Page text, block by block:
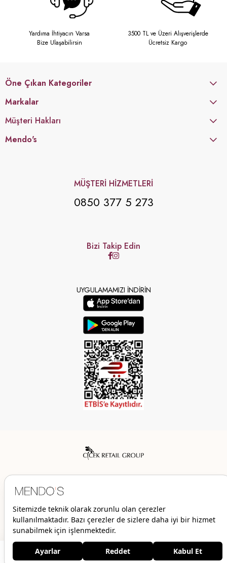
Yardıma İhtiyacın Varsa
Bize Ulaşabilirsin
3500 TL ve Üzeri Alışverişlerde
Ücretsiz Kargo
Öne Çıkan Kategoriler
Markalar
Müşteri Hakları
Mendo's
MÜŞTERİ HİZMETLERİ
0850 377 5 273
Bizi Takip Edin
UYGULAMAMIZI İNDİRİN
© 2026 Mendo’s | Her hakkı saklıdır.
1.249,00 TL